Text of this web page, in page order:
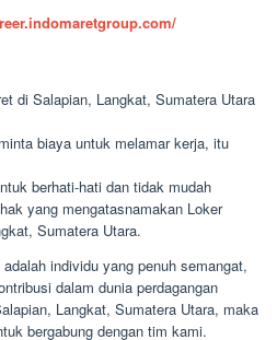
di Salapian, Langkat, Sumatera Utara
biaya untuk melamar kerja, itu
berhati-hati dan tidak mudah
yang mengatasnamakan Loker
Sumatera Utara.
individu yang penuh semangat,
dalam dunia perdagangan
Langkat, Sumatera Utara, maka
bergabung dengan tim kami.